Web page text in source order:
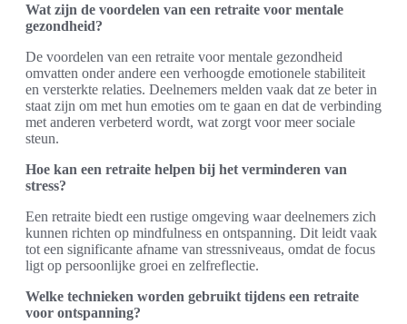
Wat zijn de voordelen van een retraite voor mentale
gezondheid?
De voordelen van een retraite voor mentale gezondheid
omvatten onder andere een verhoogde emotionele stabiliteit
en versterkte relaties. Deelnemers melden vaak dat ze beter in
staat zijn om met hun emoties om te gaan en dat de verbinding
met anderen verbeterd wordt, wat zorgt voor meer sociale
steun.
Hoe kan een retraite helpen bij het verminderen van
stress?
Een retraite biedt een rustige omgeving waar deelnemers zich
kunnen richten op mindfulness en ontspanning. Dit leidt vaak
tot een significante afname van stressniveaus, omdat de focus
ligt op persoonlijke groei en zelfreflectie.
Welke technieken worden gebruikt tijdens een retraite
voor ontspanning?